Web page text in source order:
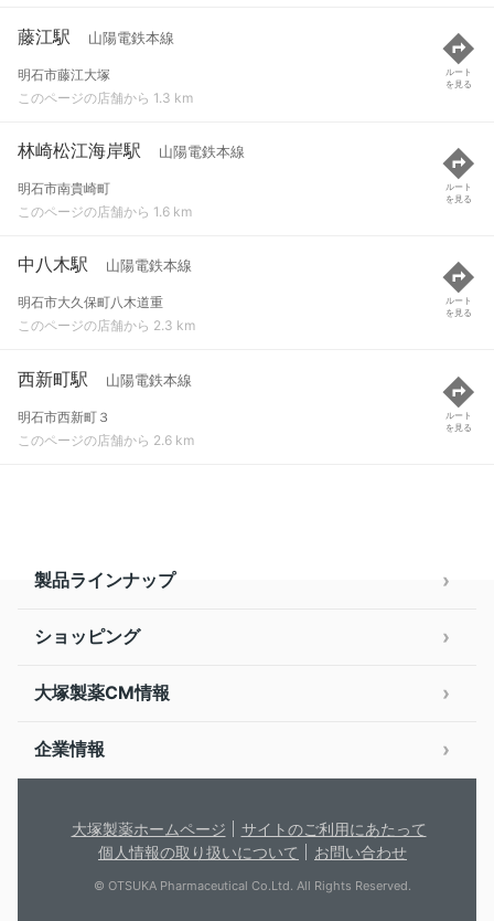
藤江駅 山陽電鉄本線
明石市藤江大塚
このページの店舗から 1.3 km
ルート
を見る
林崎松江海岸駅 山陽電鉄本線
明石市南貴崎町
このページの店舗から 1.6 km
ルート
を見る
中八木駅 山陽電鉄本線
明石市大久保町八木道重
このページの店舗から 2.3 km
ルート
を見る
西新町駅 山陽電鉄本線
明石市西新町３
このページの店舗から 2.6 km
ルート
を見る
製品ラインナップ
ショッピング
大塚製薬CM情報
企業情報
大塚製薬ホームページ
サイトのご利用にあたって
個人情報の取り扱いについて
お問い合わせ
© OTSUKA Pharmaceutical Co.Ltd. All Rights Reserved.